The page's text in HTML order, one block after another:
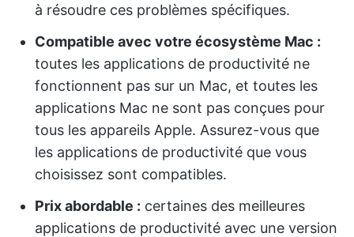
à résoudre ces problèmes spécifiques.
Compatible avec votre écosystème Mac :
toutes les applications de productivité ne
fonctionnent pas sur un Mac, et toutes les
applications Mac ne sont pas conçues pour
tous les appareils Apple. Assurez-vous que
les applications de productivité que vous
choisissez sont compatibles.
Prix abordable : certaines des meilleures
applications de productivité avec une version